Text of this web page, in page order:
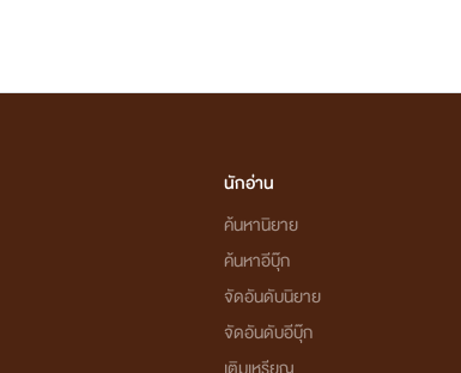
นักอ่าน
ค้นหานิยาย
ค้นหาอีบุ๊ก
จัดอันดับนิยาย
จัดอันดับอีบุ๊ก